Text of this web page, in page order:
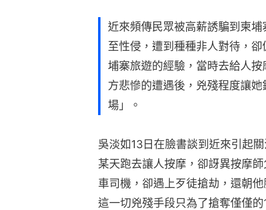
近來頻傳民眾被高薪誘騙到柬
至性侵，遭到種種非人對待，
埔寨旅遊的經驗，當時去給人
方悲慘的遭遇後，兇殘程度讓
場」。
吳淡如13日在臉書談到近來引起
某天跑去讓人按摩，卻訝異按摩
車司機，卻遇上歹徒搶劫，還朝
這一切兇殘手段只為了搶奪僅僅